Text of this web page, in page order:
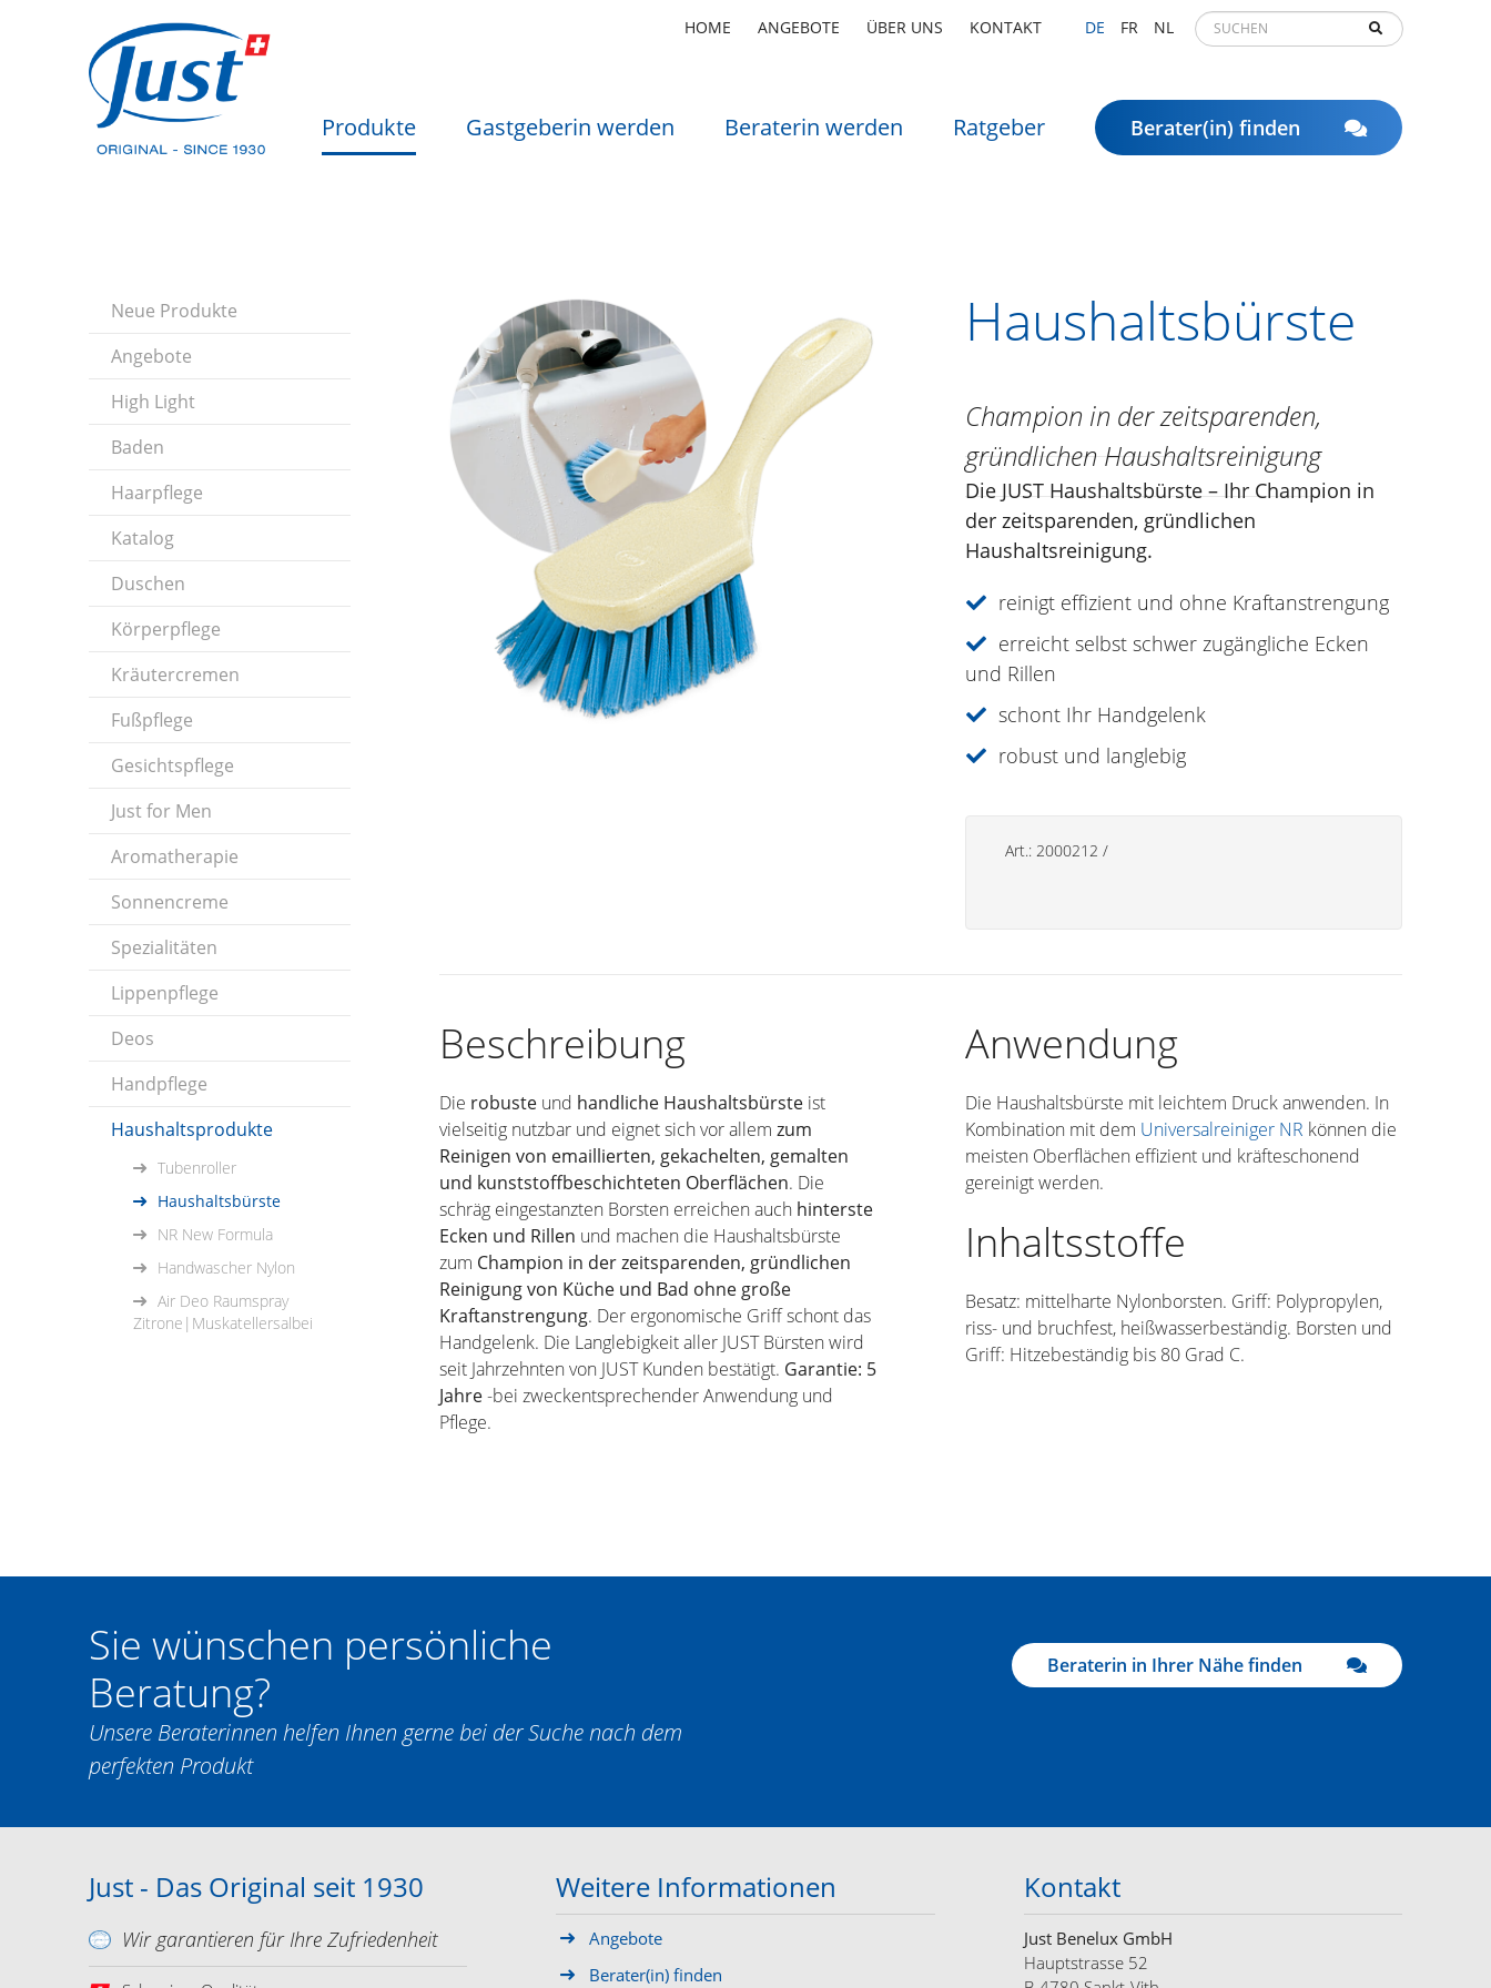
HOME ANGEBOTE ÜBER UNS KONTAKT DE FR NL
Produkte Gastgeberin werden Beraterin werden Ratgeber Berater(in) finden
Neue Produkte
Angebote
High Light
Baden
Haarpflege
Katalog
Duschen
Körperpflege
Kräutercremen
Fußpflege
Gesichtspflege
Just for Men
Aromatherapie
Sonnencreme
Spezialitäten
Lippenpflege
Deos
Handpflege
Haushaltsprodukte
Tubenroller
Haushaltsbürste
NR New Formula
Handwascher Nylon
Air Deo Raumspray
Zitrone|Muskatellersalbei
Haushaltsbürste
Champion in der zeitsparenden,
gründlichen Haushaltsreinigung
Die JUST Haushaltsbürste – Ihr Champion in
der zeitsparenden, gründlichen
Haushaltsreinigung.
reinigt effizient und ohne Kraftanstrengung
erreicht selbst schwer zugängliche Ecken
und Rillen
schont Ihr Handgelenk
robust und langlebig
Art.:2000212 /
Beschreibung
Die robuste und handliche Haushaltsbürste ist
vielseitig nutzbar und eignet sich vor allem zum
Reinigen von emaillierten, gekachelten, gemalten
und kunststoffbeschichteten Oberflächen. Die
schräg eingestanzten Borsten erreichen auch hinterste
Ecken und Rillen und machen die Haushaltsbürste
zum Champion in der zeitsparenden, gründlichen
Reinigung von Küche und Bad ohne große
Kraftanstrengung. Der ergonomische Griff schont das
Handgelenk. Die Langlebigkeit aller JUST Bürsten wird
seit Jahrzehnten von JUST Kunden bestätigt. Garantie: 5
Jahre-bei zweckentsprechender Anwendung und
Pflege.
Anwendung
Die Haushaltsbürste mit leichtem Druck anwenden. In
Kombination mit dem Universalreiniger NR können die
meisten Oberflächen effizient und kräfteschonend
gereinigt werden.
Inhaltsstoffe
Besatz: mittelharte Nylonborsten. Griff: Polypropylen,
riss- und bruchfest, heißwasserbeständig. Borsten und
Griff: Hitzebeständig bis 80 Grad C.
Sie wünschen persönliche
Beratung?
Unsere Beraterinnen helfen Ihnen gerne bei der Suche nach dem
perfekten Produkt
Beraterin in Ihrer Nähe finden
Just - Das Original seit 1930
Wir garantieren für Ihre Zufriedenheit
Weitere Informationen
Angebote
Berater(in) finden
Kontakt
Just Benelux GmbH
Hauptstrasse 52